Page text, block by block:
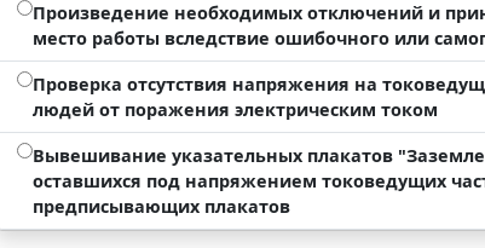
Произведение необходимых отключений и
место работы вследствие ошибочного или
Проверка отсутствия напряжения на
людей от поражения электрическим током
Вывешивание указательных плакатов
оставшихся под напряжением токоведущих
предписывающих плакатов